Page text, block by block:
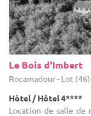
Le Bois d'Imbert
Rocamadour - Lot (46)
Hôtel / Hôtel 4****
Location de salle